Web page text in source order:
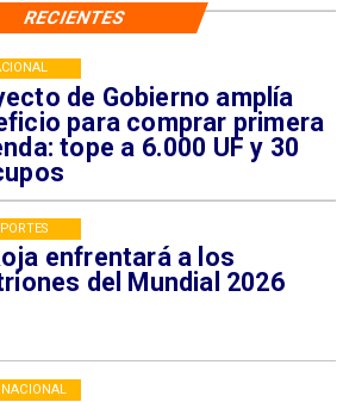
de Gobierno amplía
para comprar primera
tope a 6.000 UF y 30
enfrentará a los
del Mundial 2026
RECIENTES